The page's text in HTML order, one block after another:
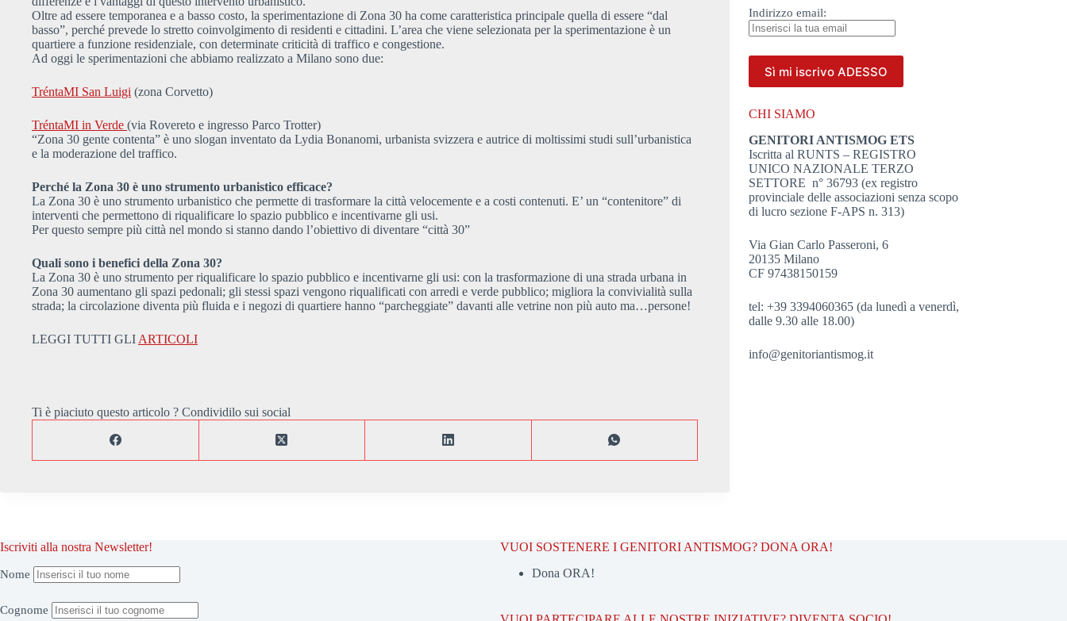
Oltre ad essere temporanea e a basso costo, la sperimentazione di Zona 30 ha come caratteristica principale quella di essere “dal
basso”, perché prevede lo stretto coinvolgimento di residenti e cittadini. L’area che viene selezionata per la sperimentazione è un
quartiere a funzione residenziale, con determinate criticità di traffico e congestione.
Ad oggi le sperimentazioni che abbiamo realizzato a Milano sono due:
TréntaMI San Luigi (zona Corvetto)
TréntaMI in Verde (via Rovereto e ingresso Parco Trotter)
“Zona 30 gente contenta” è uno slogan inventato da Lydia Bonanomi, urbanista svizzera e autrice di moltissimi studi sull’urbanistica
e la moderazione del traffico.
Perché la Zona 30 è uno strumento urbanistico efficace?
La Zona 30 è uno strumento urbanistico che permette di trasformare la città velocemente e a costi contenuti. E’ un “contenitore” di
interventi che permettono di riqualificare lo spazio pubblico e incentivarne gli usi.
Per questo sempre più città nel mondo si stanno dando l’obiettivo di diventare “città 30”
Quali sono i benefici della Zona 30?
La Zona 30 è uno strumento per riqualificare lo spazio pubblico e incentivarne gli usi: con la trasformazione di una strada urbana in
Zona 30 aumentano gli spazi pedonali; gli stessi spazi vengono riqualificati con arredi e verde pubblico; migliora la convivialità sulla
strada; la circolazione diventa più fluida e i negozi di quartiere hanno “parcheggiate” davanti alle vetrine non più auto ma…persone!
LEGGI TUTTI GLI ARTICOLI
Ti è piaciuto questo articolo ? Condividilo sui social
Indirizzo email:
CHI SIAMO
GENITORI ANTISMOG ETS
Iscritta al RUNTS – REGISTRO
UNICO NAZIONALE TERZO
SETTORE n° 36793 (ex registro
provinciale delle associazioni senza scopo
di lucro sezione F-APS n. 313)
Via Gian Carlo Passeroni, 6
20135 Milano
CF 97438150159
tel: +39 3394060365 (da lunedì a venerdì,
dalle 9.30 alle 18.00)
info@genitoriantismog.it
Iscriviti alla nostra Newsletter!
Nome
Cognome
VUOI SOSTENERE I GENITORI ANTISMOG? DONA ORA!
Dona ORA!